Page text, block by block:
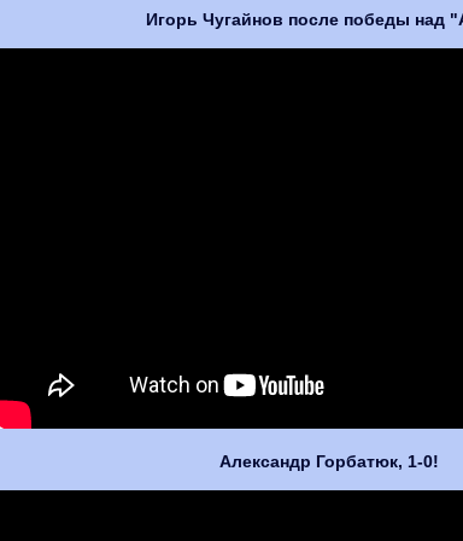
Игорь Чугайнов после победы над
Александр Горбатюк, 1-0!